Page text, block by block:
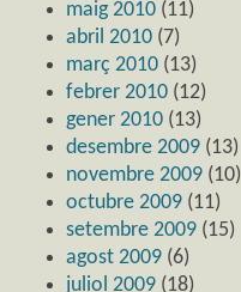
maig 2010 (11)
abril 2010 (7)
març 2010 (13)
febrer 2010 (12)
gener 2010 (13)
desembre 2009 (13)
novembre 2009 (10)
octubre 2009 (11)
setembre 2009 (15)
agost 2009 (6)
juliol 2009 (18)